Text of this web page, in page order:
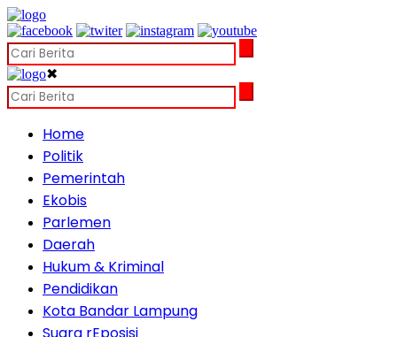
✖
Home
Politik
Pemerintah
Ekobis
Parlemen
Daerah
Hukum & Kriminal
Pendidikan
Kota Bandar Lampung